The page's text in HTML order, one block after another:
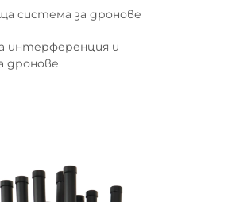
система за дронове
интерференция и
дронове